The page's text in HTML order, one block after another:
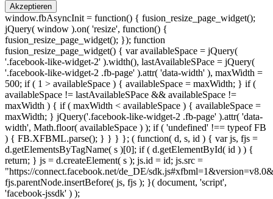
Akzeptieren
window.fbAsyncInit = function() { fusion_resize_page_widget();
jQuery( window ).on( 'resize', function() {
fusion_resize_page_widget(); }); function
fusion_resize_page_widget() { var availableSpace = jQuery(
'.facebook-like-widget-2' ).width(), lastAvailableSPace = jQuery(
'.facebook-like-widget-2 .fb-page' ).attr( 'data-width' ), maxWidth =
500; if ( 1 > availableSpace ) { availableSpace = maxWidth; } if (
availableSpace != lastAvailableSPace && availableSpace !=
maxWidth ) { if ( maxWidth < availableSpace ) { availableSpace =
maxWidth; } jQuery('.facebook-like-widget-2 .fb-page' ).attr( 'data-
width', Math.floor( availableSpace ) ); if ( 'undefined' !== typeof FB
) { FB.XFBML.parse(); } } } }; ( function( d, s, id ) { var js, fjs =
d.getElementsByTagName( s )[0]; if ( d.getElementById( id ) ) {
return; } js = d.createElement( s ); js.id = id; js.src =
"https://connect.facebook.net/de_DE/
fjs.parentNode.insertBefore( js, fjs ); }( document, 'script',
'facebook-jssdk' ) );